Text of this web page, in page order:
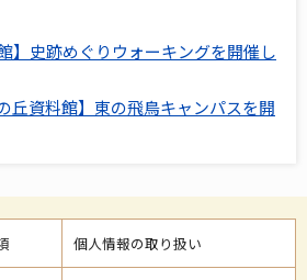
】史跡めぐりウォーキングを開催し
丘資料館】東の飛鳥キャンパスを開
個人情報の取り扱い